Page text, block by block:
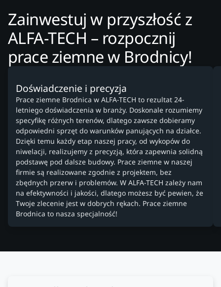
Zainwestuj w przyszłość z
ALFA-TECH – rozpocznij
prace ziemne w Brodnicy!
Doświadczenie i precyzja
Prace ziemne Brodnica w ALFA-TECH to rezultat 24-
letniego doświadczenia w branży. Doskonale rozumiemy
specyfikę różnych terenów, dlatego zawsze dobieramy
odpowiedni sprzęt do warunków panujących na działce.
Dzięki temu każdy etap naszej pracy, od wykopów do
niwelacji, realizujemy z precyzją, która zapewnia solidną
podstawę pod dalsze budowy. Prace ziemne w naszej
firmie są realizowane zgodnie z projektem, bez
zbędnych przerw i problemów. W ALFA-TECH zależy nam
na efektywności i jakości, dlatego możesz być pewien, że
Twoje zlecenie jest w dobrych rękach. Prace ziemne
Brodnica to nasza specjalność!